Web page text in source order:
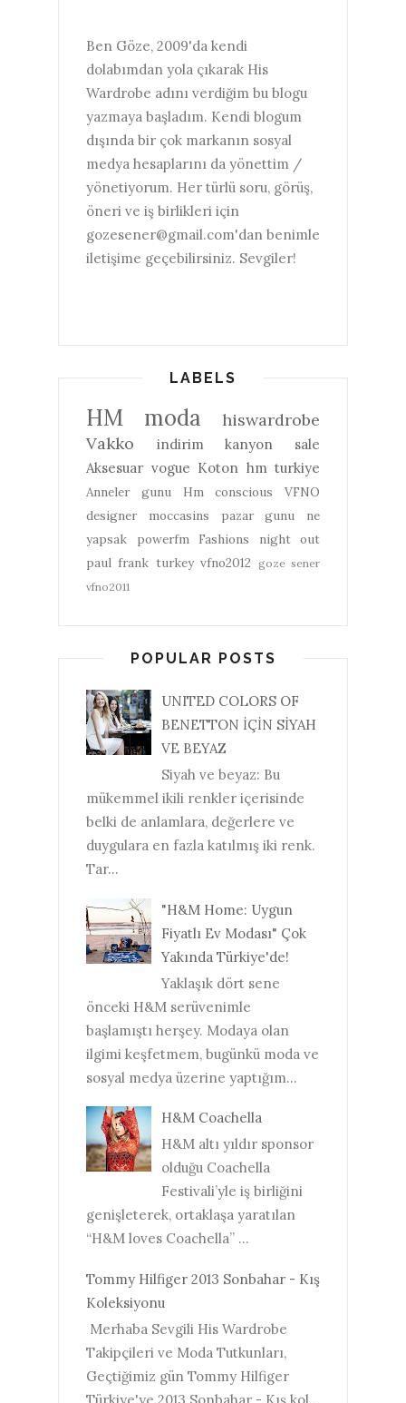
Ben Göze, 2009'da kendi
dolabımdan yola çıkarak His
Wardrobe adını verdiğim bu blogu
yazmaya başladım. Kendi blogum
dışında bir çok markanın sosyal
medya hesaplarını da yönettim /
yönetiyorum. Her türlü soru, görüş,
öneri ve iş birlikleri için
gozesener@gmail.com'dan benimle
iletişime geçebilirsiniz. Sevgiler!
LABELS
HM moda
hiswardrobe
Vakko
indirim kanyon
sale
Aksesuar vogue Koton hm turkiye
Anneler gunu Hm conscious
VFNO
designer
moccasins
pazar gunu ne
yapsak
powerfm
Fashions night out
paul frank turkey vfno2012
goze sener
vfno2011
POPULAR POSTS
UNITED COLORS OF
BENETTON İÇİN SİYAH
VE BEYAZ
Siyah ve beyaz: Bu
mükemmel ikili renkler içerisinde
belki de anlamlara, değerlere ve
duygulara en fazla katılmış iki renk.
Tar...
"H&M Home: Uygun
Fiyatlı Ev Modası" Çok
Yakında Türkiye'de!
Yaklaşık dört sene
önceki H&M serüvenimle
başlamıştı herşey. Modaya olan
ilgimi keşfetmem, bugünkü moda ve
sosyal medya üzerine yaptığım...
H&M Coachella
H&M altı yıldır sponsor
olduğu Coachella
Festivali’yle iş birliğini
genişleterek, ortaklaşa yaratılan
“H&M loves Coachella” ...
Tommy Hilfiger 2013 Sonbahar - Kış
Koleksiyonu
Merhaba Sevgili His Wardrobe
Takipçileri ve Moda Tutkunları,
Geçtiğimiz gün Tommy Hilfiger
Türkiye'ye 2013 Sonbahar - Kış kol...